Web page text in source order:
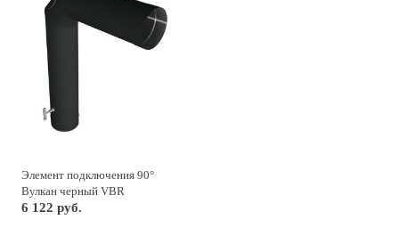
Элемент подключения 90°
Вулкан черный VBR
6 122 руб.